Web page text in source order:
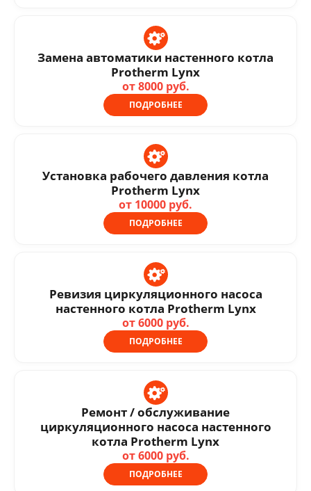
Замена автоматики настенного котла
Protherm Lynx
от 8000 руб.
ПОДРОБНЕЕ
Установка рабочего давления котла
Protherm Lynx
от 10000 руб.
ПОДРОБНЕЕ
Ревизия циркуляционного насоса
настенного котла Protherm Lynx
от 6000 руб.
ПОДРОБНЕЕ
Ремонт / обслуживание
циркуляционного насоса настенного
котла Protherm Lynx
от 6000 руб.
ПОДРОБНЕЕ